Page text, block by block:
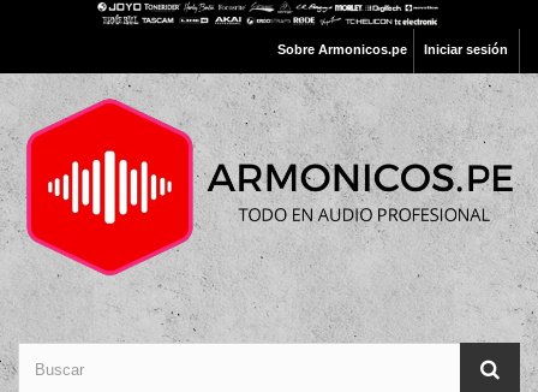
Iniciar sesión
Sobre Armonicos.pe